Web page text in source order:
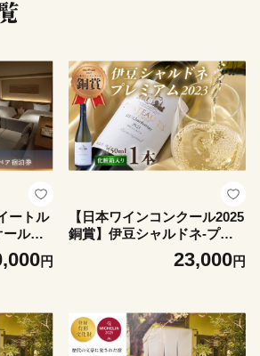
ートル
ルイ
肥 伊
券 ふる
キッチ
円
【日本ワインコンクール2025
銅賞】伊豆シャルドネ-プレ
ミアム-2023（化粧箱入り）1
本 750ml | ワイン 白ワイン W
23,000円